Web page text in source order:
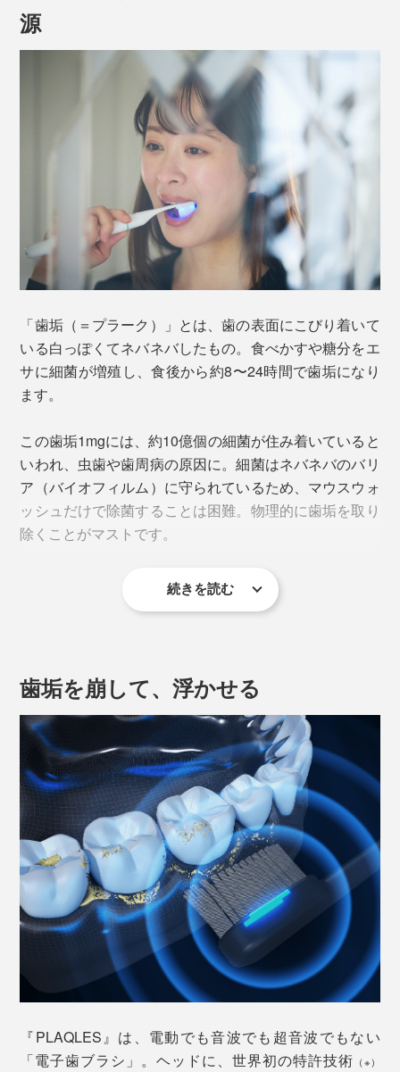
源
「歯垢（＝プラーク）」とは、歯の表面にこびり着いて
いる白っぽくてネバネバしたもの。食べかすや糖分をエ
サに細菌が増殖し、食後から約8〜24時間で歯垢になり
ます。
この歯垢1mgには、約10億個の細菌が住み着いていると
いわれ、虫歯や歯周病の原因に。細菌はネバネバのバリ
ア（バイオフィルム）に守られているため、マウスウォ
ッシュだけで除菌することは困難。物理的に歯垢を取り
除くことがマストです。
磨き残された歯垢は、約２日間で石灰化が始まり、２週
間程度でカチカチの「歯石」に。こうなると、歯磨では
取り除くことができず、細菌が入り込んで毒素を吐き続
け、歯茎や骨に悪さを始めるのです。考えるだけでゾワ
ゾワ……。
すべての口腔ケアの原点が、歯垢を取り除くことにある
わけですが、ちゃんとできていないのが実情。
続きを読む
歯垢を崩して、浮かせる
『PLAQLES』は、電動でも音波でも超音波でもない
「電子歯ブラシ」。ヘッドに、世界初の特許技術 （※）